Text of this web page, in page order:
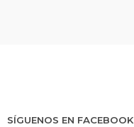
SÍGUENOS EN FACEBOOK